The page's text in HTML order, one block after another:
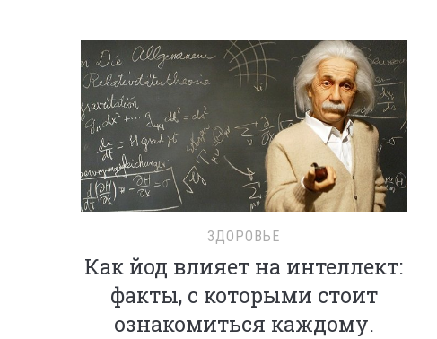
ЗДОРОВЬЕ
Как йод влияет на интеллект:
факты, с которыми стоит
ознакомиться каждому.